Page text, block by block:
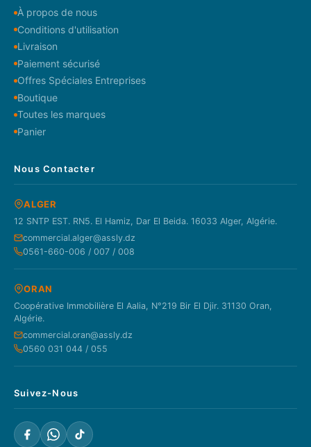
À propos de nous
Conditions d'utilisation
Livraison
Paiement sécurisé
Offres Spéciales Entreprises
Boutique
Toutes les marques
Panier
Nous Contacter
ALGER
12 SNTP EST. RN5. El Hamiz, Dar El Beida. 16033 Alger, Algérie.
commercial.alger@assly.dz
0561-660-006 / 007 / 008
ORAN
Coopérative Immobilière El Aalia, N°219 Bir El Djir. 31130 Oran,
Algérie.
commercial.oran@assly.dz
0560 031 044 / 055
Suivez-Nous